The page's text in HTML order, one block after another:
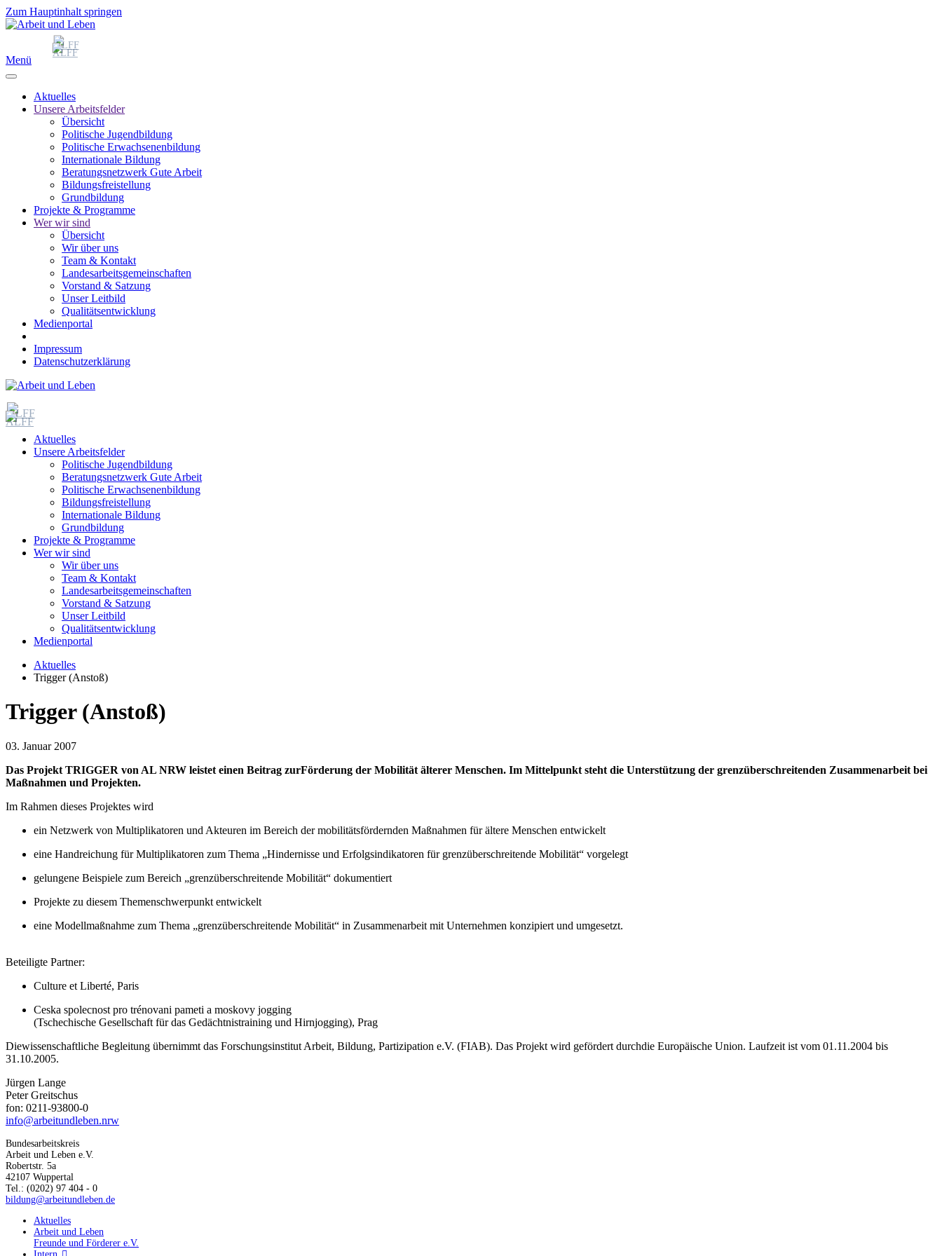
Zum Hauptinhalt springen
Menü
Aktuelles
Unsere Arbeitsfelder
Übersicht
Politische Jugendbildung
Politische Erwachsenenbildung
Internationale Bildung
Beratungsnetzwerk Gute Arbeit
Bildungsfreistellung
Grundbildung
Projekte & Programme
Wer wir sind
Übersicht
Wir über uns
Team & Kontakt
Landesarbeitsgemeinschaften
Vorstand & Satzung
Unser Leitbild
Qualitätsentwicklung
Medienportal
Impressum
Datenschutzerklärung
Aktuelles
Unsere Arbeitsfelder
Politische Jugendbildung
Beratungsnetzwerk Gute Arbeit
Politische Erwachsenenbildung
Bildungsfreistellung
Internationale Bildung
Grundbildung
Projekte & Programme
Wer wir sind
Wir über uns
Team & Kontakt
Landesarbeitsgemeinschaften
Vorstand & Satzung
Unser Leitbild
Qualitätsentwicklung
Medienportal
Aktuelles
Trigger (Anstoß)
Trigger (Anstoß)
03. Januar 2007
Das Projekt TRIGGER von AL NRW leistet einen Beitrag zurFörderung der Mobilität älterer Menschen. Im Mittelpunkt steht die Unterstützung der grenzüberschreitenden Zusammenarbeit bei
Maßnahmen und Projekten.
Im Rahmen dieses Projektes wird
ein Netzwerk von Multiplikatoren und Akteuren im Bereich der mobilitätsfördernden Maßnahmen für ältere Menschen entwickelt
eine Handreichung für Multiplikatoren zum Thema „Hindernisse und Erfolgsindikatoren für grenzüberschreitende Mobilität“ vorgelegt
gelungene Beispiele zum Bereich „grenzüberschreitende Mobilität“ dokumentiert
Projekte zu diesem Themenschwerpunkt entwickelt
eine Modellmaßnahme zum Thema „grenzüberschreitende Mobilität“ in Zusammenarbeit mit Unternehmen konzipiert und umgesetzt.
Beteiligte Partner:
Culture et Liberté, Paris
Ceska spolecnost pro trénovani pameti a moskovy jogging
(Tschechische Gesellschaft für das Gedächtnistraining und Hirnjogging), Prag
Diewissenschaftliche Begleitung übernimmt das Forschungsinstitut Arbeit, Bildung, Partizipation e.V. (FIAB). Das Projekt wird gefördert durchdie Europäische Union. Laufzeit ist vom 01.11.2004 bis
31.10.2005.
Jürgen Lange
Peter Greitschus
fon: 0211-93800-0
info@arbeitundleben.nrw
Bundesarbeitskreis
Arbeit und Leben e.V.
Robertstr. 5a
42107 Wuppertal
Tel.: (0202) 97 404 - 0
bildung@arbeitundleben.de
Aktuelles
Arbeit und Leben
Freunde und Förderer e.V.